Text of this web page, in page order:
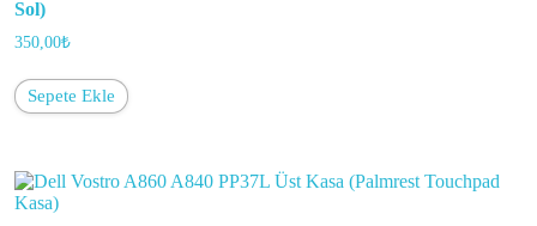
Sol)
350,00₺
Sepete Ekle